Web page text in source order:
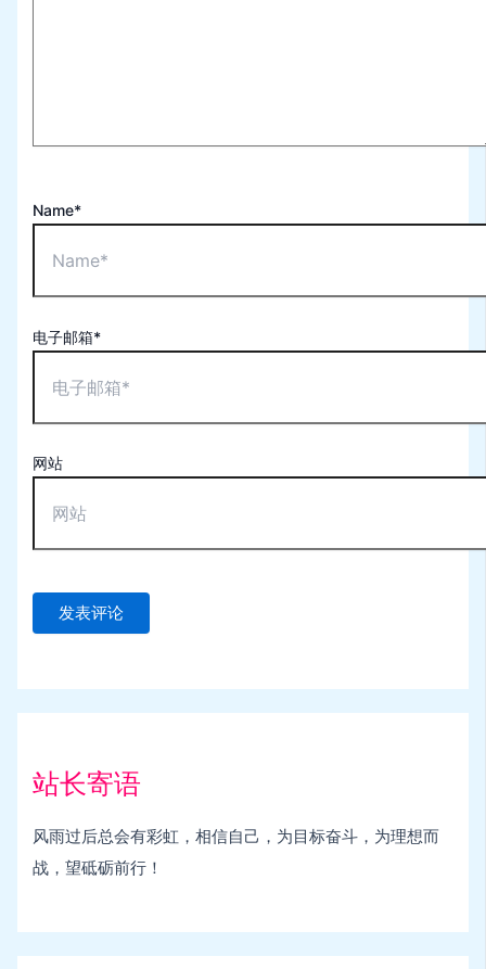
Name*
电子邮箱*
网站
站长寄语
风雨过后总会有彩虹，相信自己，为目标奋斗，为理想而
战，望砥砺前行！